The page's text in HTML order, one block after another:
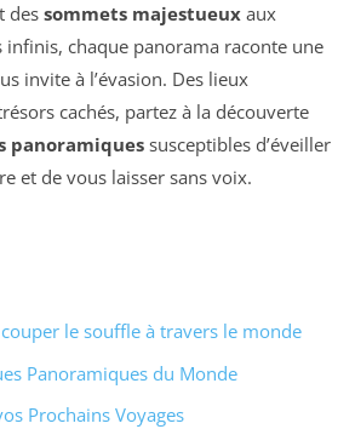
des sommets majestueux aux
infinis, chaque panorama raconte une
invite à l’évasion. Des lieux
cachés, partez à la découverte
panoramiquessusceptibles d’éveiller
et de vous laisser sans voix.
le souffle à travers le monde
Panoramiques du Monde
Prochains Voyages